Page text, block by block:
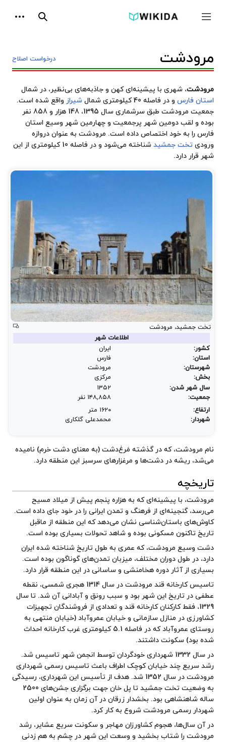
جمع و باز کردن نوار کناری جستجو
درخواست اصلاح مرودشت
مرودشت، شهری با پیشینه‌ای کهن و جاذبه‌های بی‌نظیر، در شمال
استان فارس و در فاصله 40 کیلومتری شمال شیراز واقع شده است.
جمعیت مرودشت طبق سرشماری سال 1395، 148 هزار و 858 نفر
بوده و لقب دومین شهر پرجمعیت و چهارمین شهر وسیع استان
فارس را به خود اختصاص داده است. مرودشت به عنوان دروازه
ورودی تخت جمشید
شناخته می‌شود و در فاصله 10 کیلومتری از این
شهر قرار دارد.
تخت جمشید، مرودشت
اطلاعات شهر
کشور:
ایران
استان:
فارس
شهرستان:
مرودشت
بخش:
مرکزی
سال شهر شدن:
۱۳۵۲
جمعیت:
۱۴۸٬۸۵۸ نفر
ارتفاع:
۱۶۲۰ متر
شهردار:
محمدعلی گلکاری
نام‌شناسی
نام مرودشت، که در گذشته مَرغ‌دشت (به معنای دشت خرم) نامیده
می‌شد، ریشه در دشت‌ها و مرغزارهای سرسبز این منطقه دارد.
تاریخچه
مرودشت، با پیشینه‌ای که به هزاره پنجم پیش از میلاد مسیح
می‌رسد، گنجینه‌ای از فرهنگ و تمدن ایرانی را در خود جای داده است.
کاوش‌های باستان‌شناسی نشان می‌دهد که این منطقه از ماقبل
تاریخ تاکنون مسکونی بوده و شاهد تحولات بسیاری بوده است.
دشت وسیع مرودشت، که عمری به طول تاریخ شناخته شده ایران
دارد، در طول دوران مختلف، میزبان تمدن‌های گوناگون بوده است.
بسیاری از آثار دوره هخامنشی و ساسانی در این منطقه قرار دارد.
تاسیس کارخانه قند مرودشت در سال 1314 هجری شمسی، نقطه
عطفی در تاریخ این شهر بود و سبب رونق و آبادانی آن شد. تا سال
1329، فقط کارکنان کارخانه قند و تعدادی از فروشندگان تجهیزات
کشاورزی در منازل سازمانی و خیابان عمروآباد (خیابان منتهی به
روستای عمروآباد که در فاصله 5.1 کیلومتری غرب کارخانه احداث
شده بود) سکونت داشتند.
در سال 1332 شهرداری خودگردان توسط انجمن شهر تاسیس شد.
رشد سریع چند خیابان کوچک اطراف باعث تاسیس رسمی شهرداری
مرودشت در سال 1352 شد. هدف از تأسیس این شهرداری، رسیدگی
به وضعیت تخت جمشید تا پل خان جهت برگزاری جشن‌های 2500
ساله شاهنشاهی بود. بخشدار زرقان در آن زمان به عنوان اولین
شهردار رسمی مرودشت شروع به کار کرد.
در آن سال‌ها، هجوم کشاورزان مهاجر و سکونت سریع عشایر، رشد
مرودشت را شتاب بخشید و وسعت این شهر در چشم به هم زدنی